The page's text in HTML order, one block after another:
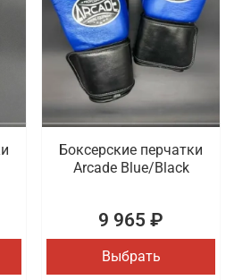
Боксерские перчатки
Arcade Blue/Black
9 965 ₽
Выбрать